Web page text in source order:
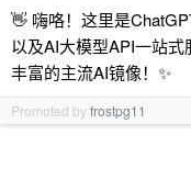
👋 嗨咯！这里是
以及AI大模型API一站
丰富的主流AI镜像！✨
Promoted byfrostpg11